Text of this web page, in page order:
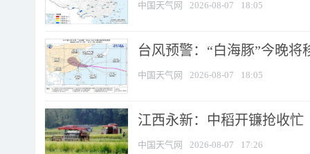
中国天气网 2026-08-07 18:05
台风预警：“白海豚”今晚将
中国天气网 2026-08-07 18:05
江西永新：中稻开镰抢收忙
中国天气网 2026-08-07 17:26